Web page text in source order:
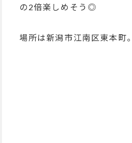
の2倍楽しめそう◎
場所は新潟市江南区東本町。